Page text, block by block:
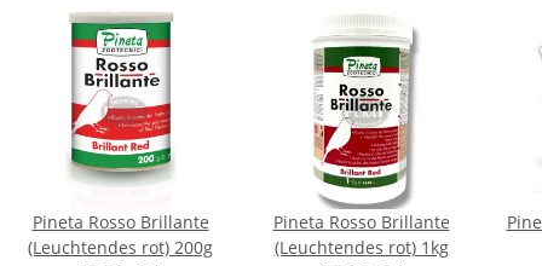
Pineta Rosso Brillante
(Leuchtendes rot) 200g
Pineta Rosso Brillante
(Leuchtendes rot) 1kg